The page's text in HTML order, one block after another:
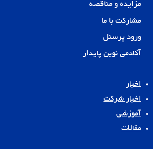
مزایده و مناقصه
مشارکت با ما
ورود پرسنل
آکادمی نوین پایدار
اخبار
اخبار شرکت
آموزشی
مقالات